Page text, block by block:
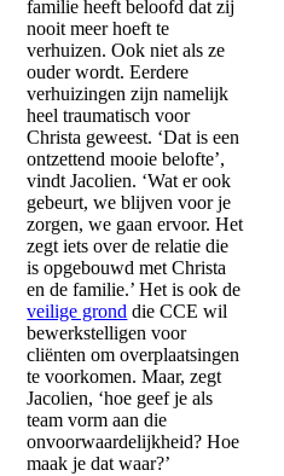
familie heeft beloofd dat zij
nooit meer hoeft te
verhuizen. Ook niet als ze
ouder wordt. Eerdere
verhuizingen zijn namelijk
heel traumatisch voor
Christa geweest. ‘Dat is een
ontzettend mooie belofte’,
vindt Jacolien. ‘Wat er ook
gebeurt, we blijven voor je
zorgen, we gaan ervoor. Het
zegt iets over de relatie die
is opgebouwd met Christa
en de familie.’ Het is ook de
veilige grond die CCE wil
bewerkstelligen voor
cliënten om overplaatsingen
te voorkomen. Maar, zegt
Jacolien, ‘hoe geef je als
team vorm aan die
onvoorwaardelijkheid? Hoe
maak je dat waar?’